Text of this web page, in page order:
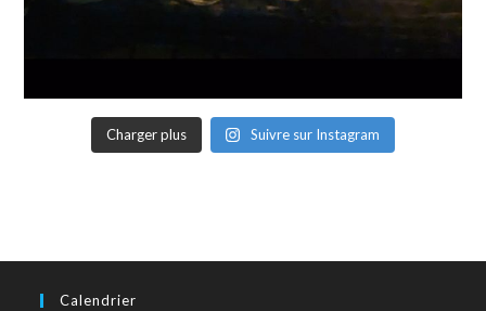
Charger plus Suivre sur Instagram
Calendrier